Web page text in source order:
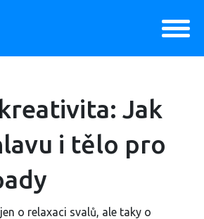
Jak
i tělo pro
o relaxaci svalů, ale taky o